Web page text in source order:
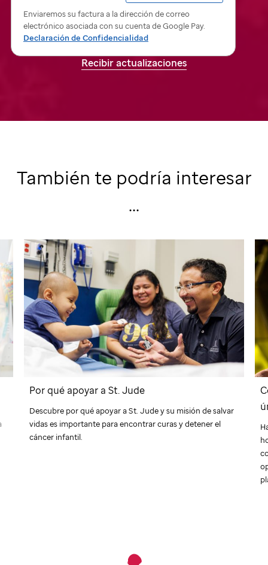
St.
Jude
Enviaremos su factura a la dirección de correo
electrónico asociada con su cuenta de Google Pay.
Declaración de Confidencialidad
Recibir actualizaciones
También te podría interesar
...
Por qué apoyar aSt. Jude
Descubre por qué apoyar aSt. Judey su misión de salvar
vidas es importante para encontrar curas y detener el
cáncer infantil.